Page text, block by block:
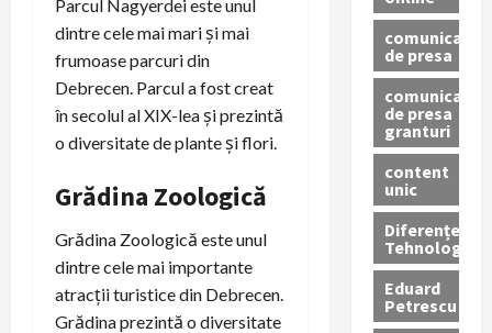
Parcul Nagyerdei este unul
dintre cele mai mari și mai
frumoase parcuri din
Debrecen. Parcul a fost creat
în secolul al XIX-lea și prezintă
o diversitate de plante și flori.
Grădina Zoologică
Grădina Zoologică este unul
dintre cele mai importante
atracții turistice din Debrecen.
Grădina prezintă o diversitate
comunicate
de presa
comunicate
de presa
granturi
content
unic
Diferențe
Tehnologice
Eduard
Petrescu